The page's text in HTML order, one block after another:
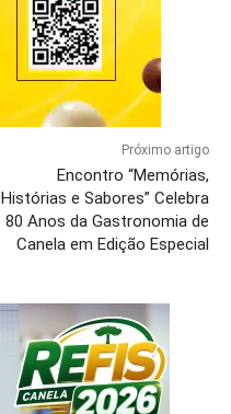
Próximo artigo
Encontro “Memórias,
Histórias e Sabores” Celebra
80 Anos da Gastronomia de
Canela em Edição Especial